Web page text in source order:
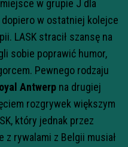
w grupie J dla
w ostatniej kolejce
LASK stracił szansę na
sobie poprawić humor,
Pewnego rodzaju
Antwerp na drugiej
rozgrywek większym
który jednak przez
z rywalami z Belgii musiał